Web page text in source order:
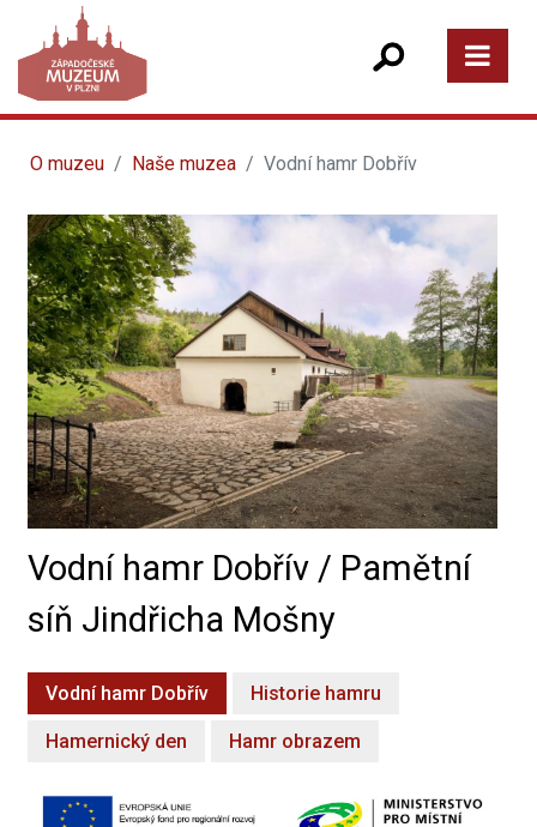
O muzeu Naše muzea Vodní hamr Dobřív
Vodní hamr Dobřív / Pamětní
síň Jindřicha Mošny
Vodní hamr Dobřív Historie hamru
Hamernický den Hamr obrazem